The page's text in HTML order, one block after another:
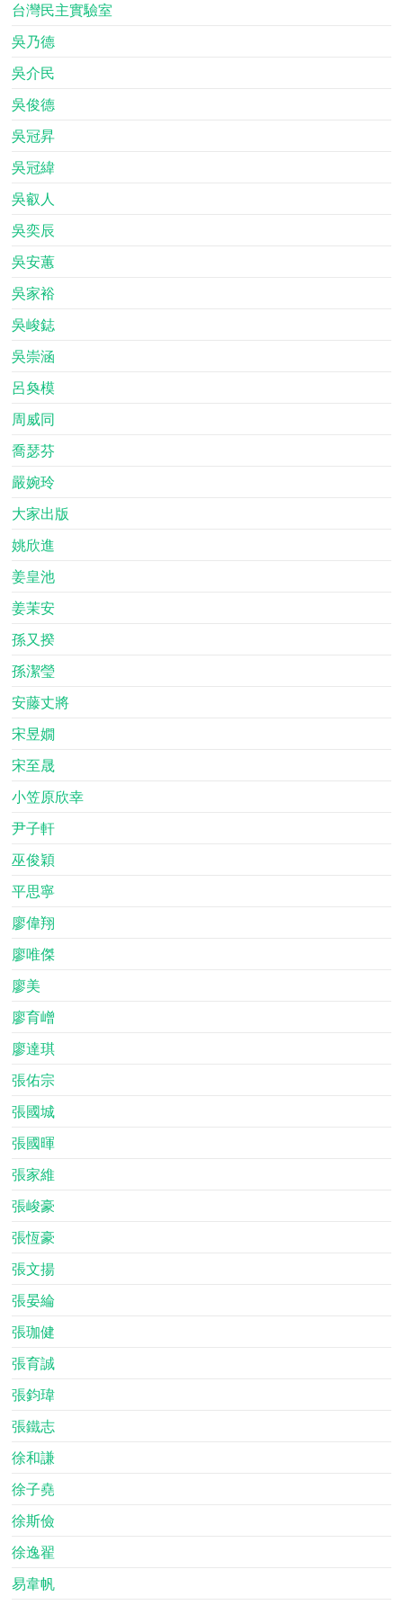
台灣民主實驗室
吳乃德
吳介民
吳俊德
吳冠昇
吳冠緯
吳叡人
吳奕辰
吳安蕙
吳家裕
吳峻鋕
吳崇涵
呂奐模
周威同
喬瑟芬
嚴婉玲
大家出版
姚欣進
姜皇池
姜茉安
孫又揆
孫潔瑩
安藤丈將
宋昱嫺
宋至晟
小笠原欣幸
尹子軒
巫俊穎
平思寧
廖偉翔
廖唯傑
廖美
廖育嶒
廖達琪
張佑宗
張國城
張國暉
張家維
張峻豪
張恆豪
張文揚
張晏綸
張珈健
張育誠
張鈞瑋
張鐵志
徐和謙
徐子堯
徐斯儉
徐逸翟
易韋帆